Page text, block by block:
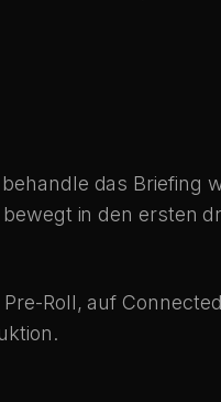
das Briefing
in den ersten
Roll, auf